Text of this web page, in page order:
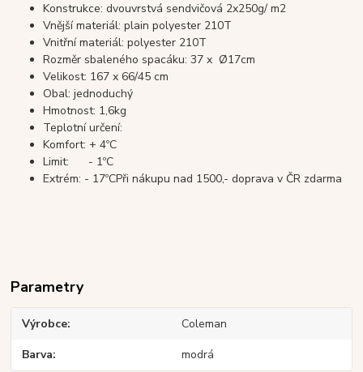
Konstrukce: dvouvrstvá sendvičová 2x250g/ m2
Vnější materiál: plain polyester 210T
Vnitřní materiál: polyester 210T
Rozměr sbaleného spacáku: 37 x Ø17cm
Velikost: 167 x 66/45 cm
Obal: jednoduchý
Hmotnost: 1,6kg
Teplotní určení:
Komfort: + 4ºC
Limit: - 1ºC
Extrém: - 17ºCPři nákupu nad 1500,- doprava v ČR zdarma
Parametry
Výrobce Coleman
Barva modrá